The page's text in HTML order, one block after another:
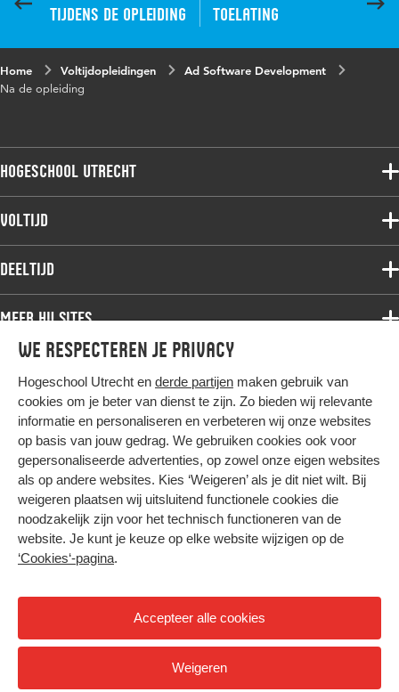
We respecteren je privacy
Hogeschool Utrecht en derde partijen maken gebruik van
cookies om je beter van dienst te zijn. Zo bieden wij relevante
informatie en personaliseren en verbeteren wij onze websites
op basis van jouw gedrag. We gebruiken cookies ook voor
gepersonaliseerde advertenties, op zowel onze eigen websites
als op andere websites. Kies ‘Weigeren’ als je dit niet wilt. Bij
weigeren plaatsen wij uitsluitend functionele cookies die
noodzakelijk zijn voor het technisch functioneren van de
website. Je kunt je keuze op elke website wijzigen op de
‘Cookies‘-pagina.
Accepteer alle cookies
Weigeren
Tijdens de opleiding Toelating
Home Voltijdopleidingen
Ad Software Development
Na de opleiding
Hogeschool Utrecht
Voltijdopleidingen
Onderzoek
Werken bij de HU
Contact
Voltijd
Associate degree
Master
Studiekeuze voltijd
Deeltijd
Associate degree
Bachelor
Master
Post-master
Studiekeuze deeltijd
Meer HU sites
HU International
HU Bibliotheek
HU Ontwikkelt
Duurzame HU
Intranet
Trajectum
Hier komt alles samen
Colofon
Privacy
Cookies
Nieuwsbrief
Hoog contrast
© 2026 Hogeschool Utrecht